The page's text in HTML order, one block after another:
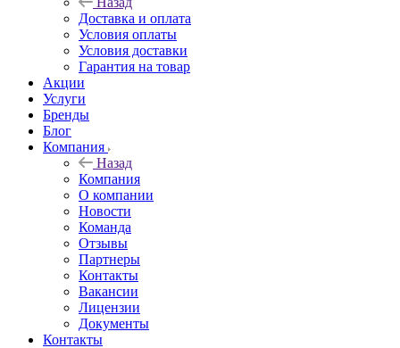
Доставка и оплата
Условия оплаты
Условия доставки
Гарантия на товар
Акции
Услуги
Бренды
Блог
Компания
Назад
Компания
О компании
Новости
Команда
Отзывы
Партнеры
Контакты
Вакансии
Лицензии
Документы
Контакты